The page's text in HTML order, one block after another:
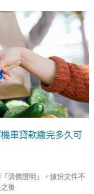
車貸款繳完多久可
清償證明」，這份文件不
後